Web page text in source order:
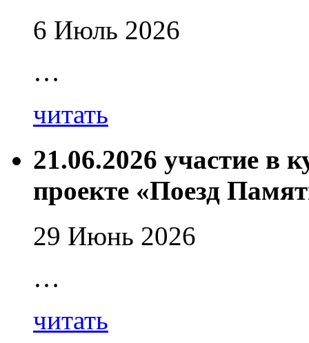
6 Июль 2026
…
читать
21.06.2026 участие в
проекте «Поезд
29 Июнь 2026
…
читать